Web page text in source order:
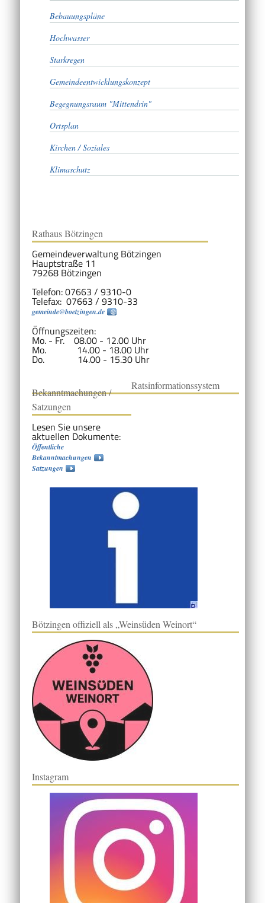
Bebauungspläne
Hochwasser
Starkregen
Gemeindeentwicklungskonzept
Begegnungsraum "Mittendrin"
Ortsplan
Kirchen / Soziales
Klimaschutz
Rathaus Bötzingen
Gemeindeverwaltung Bötzingen
Hauptstraße 11
79268 Bötzingen
Telefon: 07663 / 9310-0
Telefax: 07663 / 9310-33
gemeinde@boetzingen.de
Öffnungszeiten:
Mo. - Fr. 08.00 - 12.00 Uhr
Mo. 14.00 - 18.00 Uhr
Do. 14.00 - 15.30 Uhr
Bekanntmachungen /
Satzungen
Lesen Sie unsere
aktuellen Dokumente:
Öffentliche
Bekanntmachungen
Satzungen
Ratsinformationssystem
Bötzingen offiziell als „Weinsüden Weinort“
Instagram